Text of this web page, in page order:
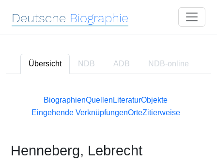
Deutsche Biographie
Übersicht NDB ADB NDB-online
BiographienQuellen LiteraturObjekte
Eingehende VerknüpfungenOrteZitierweise
Henneberg, Lebrecht